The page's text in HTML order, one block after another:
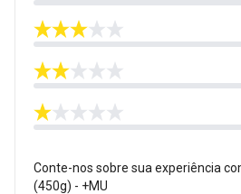
Conte-nos sobre sua experiência
(450g) - +MU